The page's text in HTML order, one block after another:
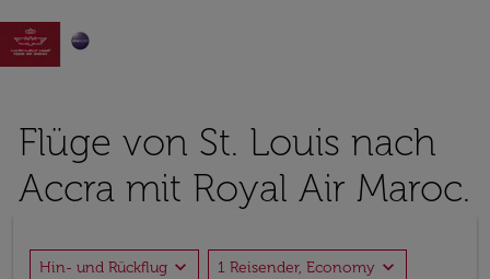

Flüge von St. Louis nach
Accra mit Royal Air Maroc.
Hin- und Rückflug expand_more 1 Reisender, Economy expand_more